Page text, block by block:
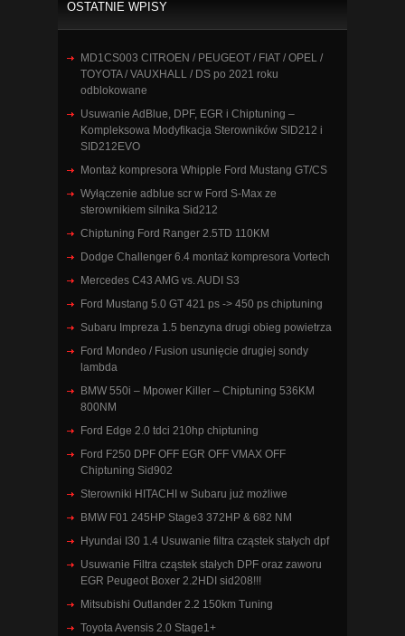
OSTATNIE WPISY
MD1CS003 CITROEN / PEUGEOT / FIAT / OPEL /
TOYOTA / VAUXHALL / DS po 2021 roku
odblokowane
Usuwanie AdBlue, DPF, EGR i Chiptuning –
Kompleksowa Modyfikacja Sterowników SID212 i
SID212EVO
Montaż kompresora Whipple Ford Mustang GT/CS
Wyłączenie adblue scr w Ford S-Max ze
sterownikiem silnika Sid212
Chiptuning Ford Ranger 2.5TD 110KM
Dodge Challenger 6.4 montaż kompresora Vortech
Mercedes C43 AMG vs. AUDI S3
Ford Mustang 5.0 GT 421 ps -> 450 ps chiptuning
Subaru Impreza 1.5 benzyna drugi obieg powietrza
Ford Mondeo / Fusion usunięcie drugiej sondy
lambda
BMW 550i – Mpower Killer – Chiptuning 536KM
800NM
Ford Edge 2.0 tdci 210hp chiptuning
Ford F250 DPF OFF EGR OFF VMAX OFF
Chiptuning Sid902
Sterowniki HITACHI w Subaru już możliwe
BMW F01 245HP Stage3 372HP & 682 NM
Hyundai I30 1.4 Usuwanie filtra cząstek stałych dpf
Usuwanie Filtra cząstek stałych DPF oraz zaworu
EGR Peugeot Boxer 2.2HDI sid208!!!
Mitsubishi Outlander 2.2 150km Tuning
Toyota Avensis 2.0 Stage1+